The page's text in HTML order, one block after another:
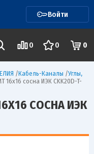
Войти
0 0 0
/Кабель-Каналы /Углы,
16х16 сосна ИЭК CKK20D-T-
СОСНА ИЭК